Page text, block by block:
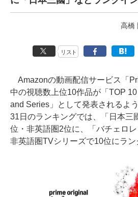
高橋
リスト
Amazonの動画配信サービス「
中の視聴数上位10作品が「TOP
and Series」として発表されるよ
31日のランキングでは、「日本三
位・非英語圏2位に、「バチェロ
非英語圏TVシリーズで10位にラン